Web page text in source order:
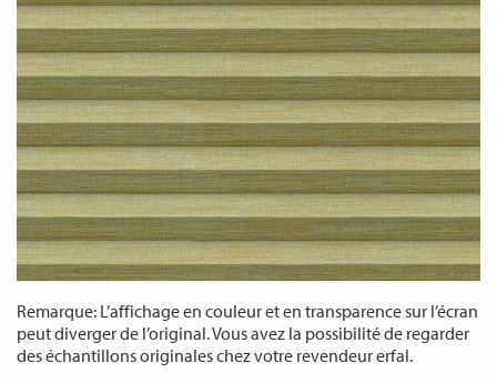
Remarque: L’affichage en couleur et en transparence sur l’écran
peut diverger de l’original. Vous avez la possibilité de regarder
des échantillons originales chez votre revendeur erfal.